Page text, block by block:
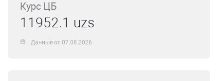
Курс ЦБ
11952.1 uzs
Данные от 07.08.2026